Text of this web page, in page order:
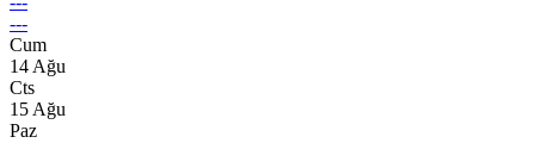
---
Cum
14 Ağu
Cts
15 Ağu
Paz